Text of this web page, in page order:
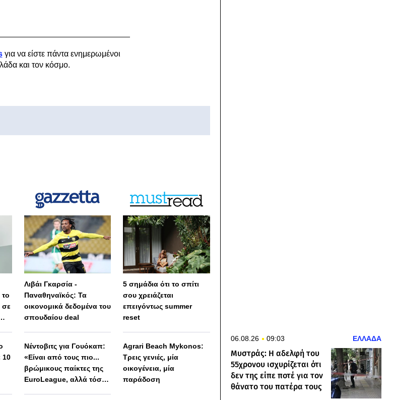
για να είστε πάντα ενημερωμένοι
και τον κόσμο.
σε
10
Λιβάι Γκαρσία -
Παναθηναϊκός: Τα
οικονομικά δεδομένα του
σπουδαίου deal
Νέντοβιτς για Γουόκαπ:
«Είναι από τους πιο...
βρώμικους παίκτες της
EuroLeague, αλλά τόσο
5 σημάδια ότι το σπίτι
σου χρειάζεται
επειγόντως summer
reset
Agrari Beach Mykonos:
Τρεις γενιές, μία
οικογένεια, μία
παράδοση
06.08.26 09:03 ΕΛΛΑΔΑ
Μυστράς: Η αδελφή του
55χρονου ισχυρίζεται ότι
δεν της είπε ποτέ για τον
θάνατο του πατέρα τους